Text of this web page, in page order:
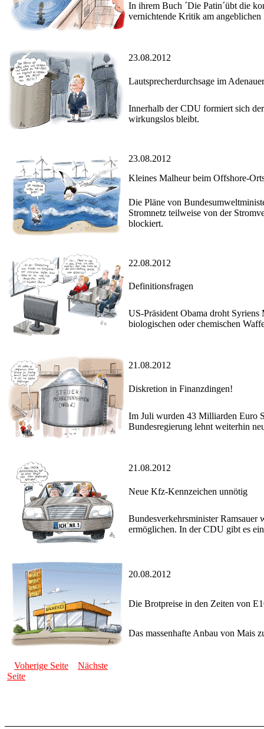
In ihrem Buch ´Die Patin´übt die
vernichtende Kritik am angeblichen
23.08.2012
Lautsprecherdurchsage im
Innerhalb der CDU formiert sich
wirkungslos bleibt.
23.08.2012
Kleines Malheur beim Offshore-
Die Pläne von
Stromnetz teilweise von der
blockiert.
22.08.2012
Definitionsfragen
US-Präsident Obama droht
biologischen oder chemischen
21.08.2012
Diskretion in Finanzdingen!
Im Juli wurden 43 Milliarden Euro
Bundesregierung lehnt weiterhin
21.08.2012
Neue Kfz-Kennzeichen unnötig
Bundesverkehrsminister
ermöglichen. In der CDU gibt es
20.08.2012
Die Brotpreise in den Zeiten von
Das massenhafte Anbau von Mais
Voherige Seite
Nächste
Seite